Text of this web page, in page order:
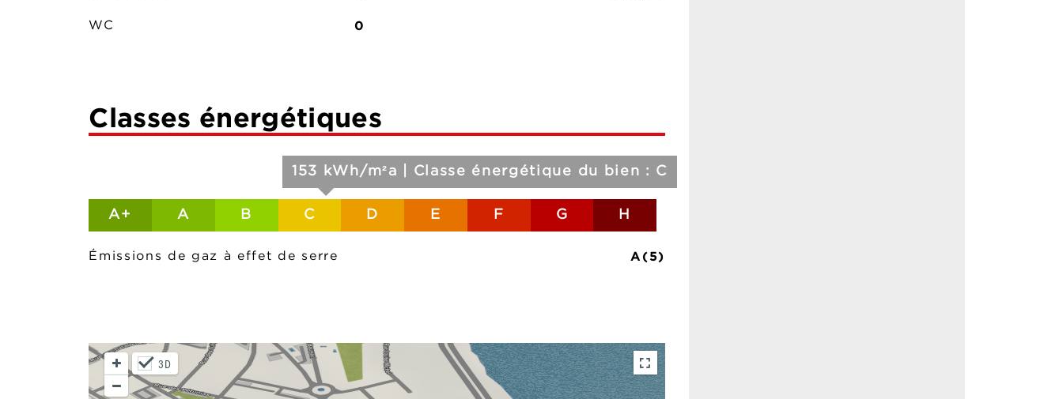
WC 0
Classes énergétiques
A+ A B
153 kWh/m²a | Classe énergétique du bien : C
C D E F G H
Émissions de gaz à effet de serre A(5)
3D